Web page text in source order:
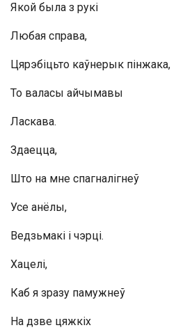
Якой была з рукі
Любая справа,
Цярэбіцьто каўнерык пінжака,
То валасы айчымавы
Ласкава.
Здаецца,
Што на мне спагналігнеў
Усе анёлы,
Ведзьмакі і чэрці.
Хацелі,
Каб я зразу памужнеў
На дзве цяжкіх